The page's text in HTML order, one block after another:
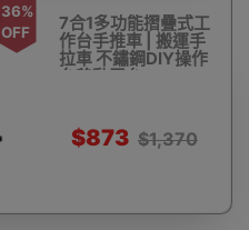
36%
OFF
7合1多功能摺疊式工
作台手推車 | 搬運手
拉車 不鏽鋼DIY操作
台移動平台
$873 $1,370